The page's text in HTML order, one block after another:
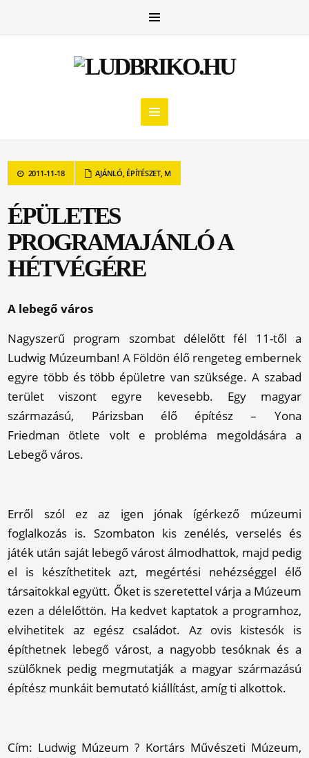
2011-11-18 AJÁNLÓ, ÉPÍTÉSZET, M
ÉPÜLETES
PROGRAMAJÁNLÓ A
HÉTVÉGÉRE
A lebegő város
Nagyszerű program szombat délelőtt fél 11-től a
Ludwig Múzeumban! A Földön élő rengeteg embernek
egyre több és több épületre van szüksége. A szabad
terület viszont egyre kevesebb. Egy magyar
származású, Párizsban élő építész – Yona
Friedman ötlete volt e probléma megoldására a
Lebegő város.
Erről szól ez az igen jónak ígérkező múzeumi
foglalkozás is. Szombaton kis zenélés, verselés és
játék után saját lebegő várost álmodhattok, majd pedig
el is készíthetitek azt, megértési nehézséggel élő
társaitokkal együtt. Őket is szeretettel várja a Múzeum
ezen a délelőttön. Ha kedvet kaptatok a programhoz,
elvihetitek az egész családot. Az ovis kistesók is
építhetnek lebegő várost, a nagyobb tesóknak és a
szülőknek pedig megmutatják a magyar származású
építész munkáit bemutató kiállítást, amíg ti alkottok.
Cím: Ludwig Múzeum ? Kortárs Művészeti Múzeum,